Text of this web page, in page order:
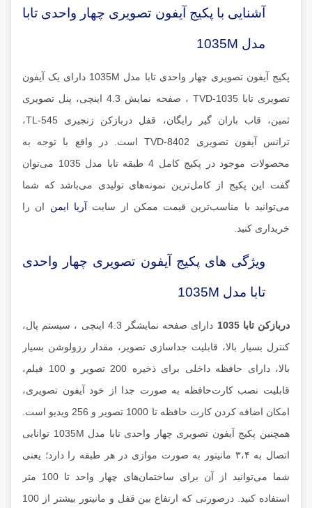
آشنایی با پکیج آیفون تصویری چهار واحدی تابا
مدل 1035M
پکیج آیفون تصویری چهار واحدی تابا مدل 1035M دارای یک آیفون
تصویری تابا TVD-1035 ، صفحه نمایش 4.3 اینچی، پنل تصویری
ثمین، قاب باران گیر رایگان، قفل دربازکن زنجیری TL-545،
ترانس آیفون تصویری TVD-8402 است. در واقع با توجه به
محصولات موجود در پکیج کامل 4 طبقه تابا مدل 1035 می‌توان
گفت این پکیج از کامل‌ترین نمونه‌های تولیدی می‌باشد که شما
می‌توانید با مناسب‌ترین قیمت ممکن از سایت آریا ایمن ان را
خریداری کنید.
ویژگی های پکیج آیفون تصویری چهار واحدی
تابا مدل 1035M
دربازکن تابا 1035
دارای صفحه نمایشگر 4.3 اینچی ، سیستم پال،
کنترل بسیار بالا، قابلیت جداسازی تصویر، مقدار رزولوشن بسیار
بالا، دارای حافظه داخلی برای ذخیره 200 تصویر و 100 فیلم،
قابلیت نصب کارت‌حافظه به صورت جدا از خود آیفون تصویری،
امکان اضافه کردن کارت حافظه تا 1000 تصویر و 256 ویدیو است.
همچنین پکیج آیفون تصویری چهار واحدی تابا مدل 1035M توانایی
اتصال به ۳،۴ مانیتور به صورت موازی در هر طبقه را دارد؛ یعنی
شما می‌توانید از آن برای ساختمان‌های چهار واحد تا 100 متر
استفاده کنید. درصورتی که ارتفاع بین قفل و مانیتور بیشتر از 100